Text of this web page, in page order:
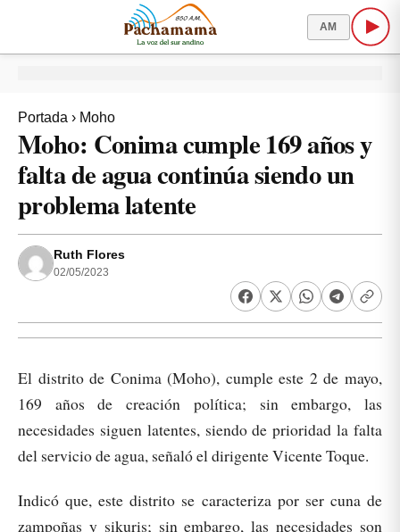
AM
Portada › Moho
Moho: Conima cumple 169 años y
falta de agua continúa siendo un
problema latente
Ruth Flores
02/05/2023
El distrito de Conima (Moho), cumple este 2 de mayo,
169 años de creación política; sin embargo, las
necesidades siguen latentes, siendo de prioridad la falta
del servicio de agua, señaló el dirigente Vicente Toque.
Indicó que, este distrito se caracteriza por ser cuna de
zampoñas y sikuris; sin embargo, las necesidades son